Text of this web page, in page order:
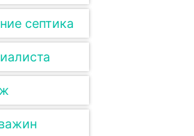
септика